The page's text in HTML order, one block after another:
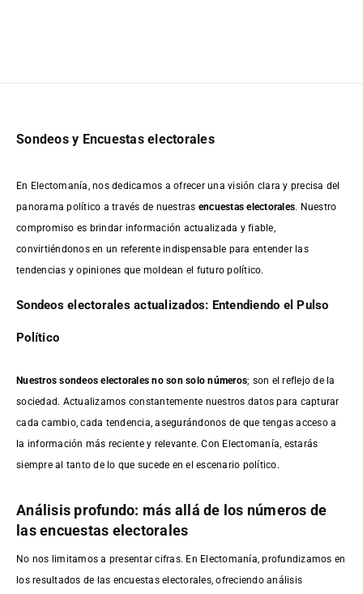
Sondeos y Encuestas electorales
En Electomanía, nos dedicamos a ofrecer una visión clara y precisa del
panorama político a través de nuestras encuestas electorales. Nuestro
compromiso es brindar información actualizada y fiable,
convirtiéndonos en un referente indispensable para entender las
tendencias y opiniones que moldean el futuro político.
Sondeos electorales actualizados: Entendiendo el Pulso
Político
Nuestros sondeos electorales no son solo números; son el reflejo de la
sociedad. Actualizamos constantemente nuestros datos para capturar
cada cambio, cada tendencia, asegurándonos de que tengas acceso a
la información más reciente y relevante. Con Electomanía, estarás
siempre al tanto de lo que sucede en el escenario político.
Análisis profundo: más allá de los números de
las encuestas electorales
No nos limitamos a presentar cifras. En Electomanía, profundizamos en
los resultados de las encuestas electorales, ofreciendo análisis